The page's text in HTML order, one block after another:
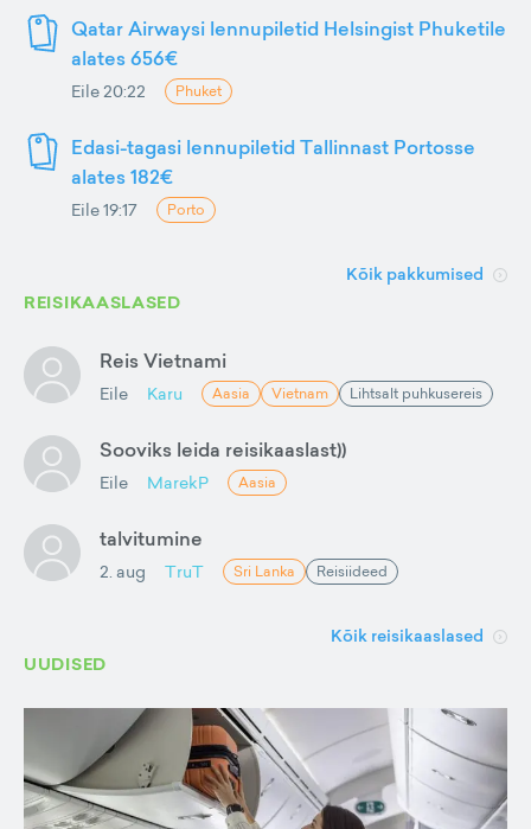
Qatar Airwaysi lennupiletid Helsingist Phuketile
alates 656€
Eile 20:22 Phuket
Edasi-tagasi lennupiletid Tallinnast Portosse
alates 182€
Eile 19:17 Porto
Kõik pakkumised
REISIKAASLASED
Reis Vietnami
Eile Karu Aasia Vietnam Lihtsalt puhkusereis
Sooviks leida reisikaaslast))
Eile MarekP Aasia
talvitumine
2. aug TruT Sri Lanka Reisiideed
Kõik reisikaaslased
UUDISED